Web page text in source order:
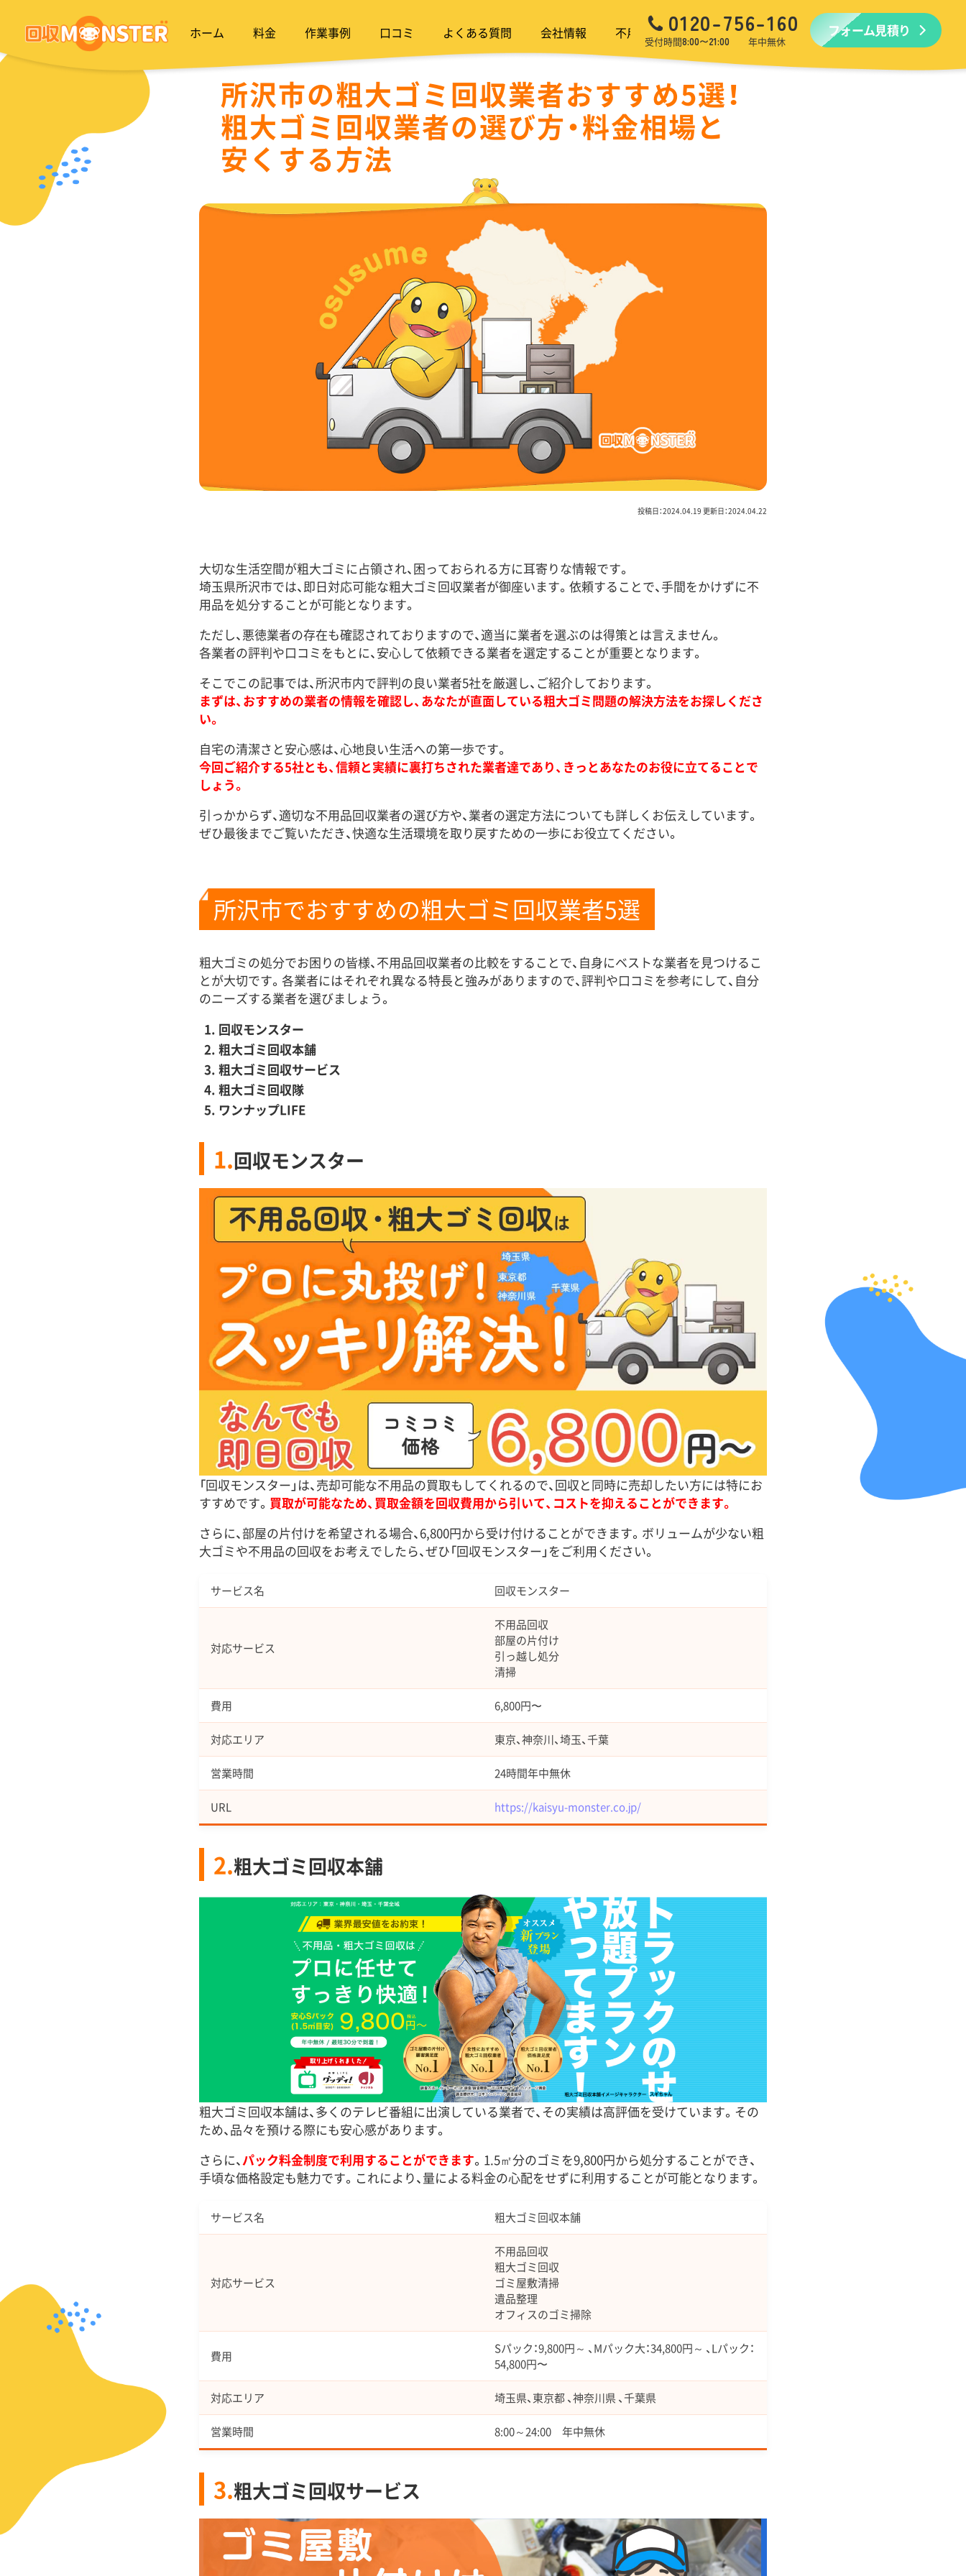
ホーム 料金 作業事例 口コミ よくある質問 会社情報 不用品回収 生前・遺品整理 引越しゴミ回収 ゴミ屋敷
0120-756-160
受付時間8:00〜21:00 年中無休
フォーム見積り
所沢市の粗大ゴミ回収業者おすすめ5選！
粗大ゴミ回収業者の選び方・料金相場と
安くする方法
投稿日：2024.04.19 更新日：2024.04.22
大切な生活空間が粗大ゴミに占領され、困っておられる方に耳寄りな情報です。
埼玉県所沢市では、即日対応可能な粗大ゴミ回収業者が御座います。依頼することで、手間をかけずに不
用品を処分することが可能となります。
ただし、悪徳業者の存在も確認されておりますので、適当に業者を選ぶのは得策とは言えません。
各業者の評判や口コミをもとに、安心して依頼できる業者を選定することが重要となります。
そこでこの記事では、所沢市内で評判の良い業者5社を厳選し、ご紹介しております。
まずは、おすすめの業者の情報を確認し、あなたが直面している粗大ゴミ問題の解決方法をお探しくださ
い。
自宅の清潔さと安心感は、心地良い生活への第一歩です。
今回ご紹介する5社とも、信頼と実績に裏打ちされた業者達であり、きっとあなたのお役に立てることで
しょう。
引っかからず、適切な不用品回収業者の選び方や、業者の選定方法についても詳しくお伝えしています。
ぜひ最後までご覧いただき、快適な生活環境を取り戻すための一歩にお役立てください。
所沢市でおすすめの粗大ゴミ回収業者5選
粗大ゴミの処分でお困りの皆様、不用品回収業者の比較をすることで、自身にベストな業者を見つけるこ
とが大切です。各業者にはそれぞれ異なる特長と強みがありますので、評判や口コミを参考にして、自分
のニーズする業者を選びましょう。
回収モンスター
粗大ゴミ回収本舗
粗大ゴミ回収サービス
粗大ゴミ回収隊
ワンナップLIFE
1.回収モンスター
「回収モンスター」は、売却可能な不用品の買取もしてくれるので、回収と同時に売却したい方には特にお
すすめです。 買取が可能なため、買取金額を回収費用から引いて、コストを抑えることができます。
さらに、部屋の片付けを希望される場合、6,800円から受け付けることができます。ボリュームが少ない粗
大ゴミや不用品の回収をお考えでしたら、ぜひ「回収モンスター」をご利用ください。
サービス名 回収モンスター
対応サービス
不用品回収
部屋の片付け
引っ越し処分
清掃
費用 6,800円〜
対応エリア 東京、神奈川、埼玉、千葉
営業時間 24時間年中無休
URL https://kaisyu-monster.co.jp/
2.粗大ゴミ回収本舗
粗大ゴミ回収本舗は、多くのテレビ番組に出演している業者で、その実績は高評価を受けています。その
ため、品々を預ける際にも安心感があります。
さらに、 パック料金制度で利用することができます。1.5㎡分のゴミを9,800円から処分することができ、
手頃な価格設定も魅力です。これにより、量による料金の心配をせずに利用することが可能となります。
サービス名 粗大ゴミ回収本舗
対応サービス
不用品回収
粗大ゴミ回収
ゴミ屋敷清掃
遺品整理
オフィスのゴミ掃除
費用
Sパック：9,800円～ 、Mパック大：34,800円～ 、Lパック：
54,800円〜
対応エリア 埼玉県、東京都 、神奈川県 、千葉県
営業時間 8:00～24:00 年中無休
3.粗大ゴミ回収サービス